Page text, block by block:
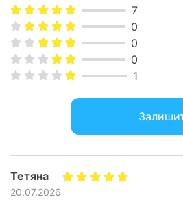
Швидке та
7
0
0
0
1
Тетяна
20.07.2026